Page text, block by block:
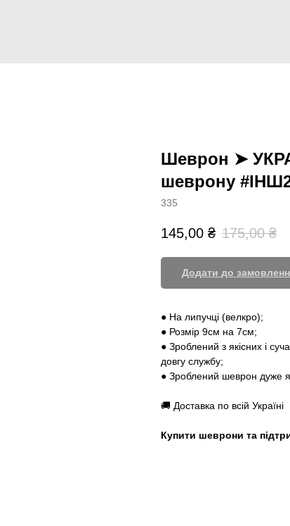
Шеврон ➤
шеврону
335
145,00 ₴ 175,00 ₴
Додати до
● На липучці (велкро);
● Розмір 9см на 7см;
● Зроблений з якісних і
довгу службу;
● Зроблений шеврон дуже
🚚 Доставка по всій Україні
Купити шеврони та